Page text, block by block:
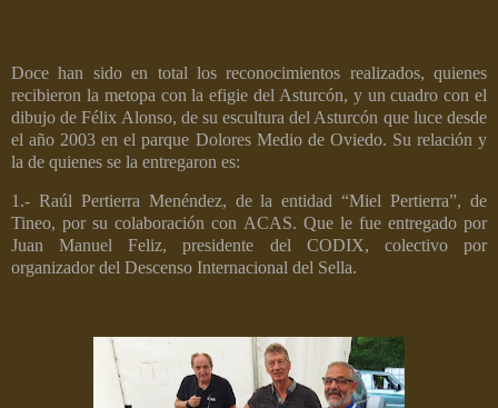
Doce han sido en total los reconocimientos realizados, quienes
recibieron la metopa con la efigie del Asturcón, y un cuadro con el
dibujo de Félix Alonso, de su escultura del Asturcón que luce desde
el año 2003 en el parque Dolores Medio de Oviedo. Su relación y
la de quienes se la entregaron es:
1.- Raúl Pertierra Menéndez, de la entidad “Miel Pertierra”, de
Tineo, por su colaboración con ACAS. Que le fue entregado por
Juan Manuel Feliz, presidente del CODIX, colectivo por
organizador del Descenso Internacional del Sella.